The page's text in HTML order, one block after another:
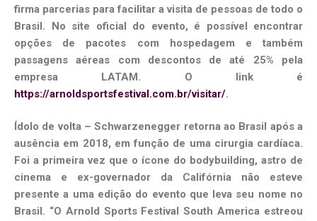
firma parcerias para facilitar a visita de pessoas de todo o
Brasil. No site oficial do evento, é possível encontrar
opções de pacotes com hospedagem e também
passagens aéreas com descontos de até 25% pela
empresa LATAM. O link é
https://arnoldsportsfestival.com.br/visitar/.
Ídolo de volta – Schwarzenegger retorna ao Brasil após a
ausência em 2018, em função de uma cirurgia cardíaca.
Foi a primeira vez que o ícone do bodybuilding, astro de
cinema e ex-governador da Califórnia não esteve
presente a uma edição do evento que leva seu nome no
Brasil. “O Arnold Sports Festival South America estreou